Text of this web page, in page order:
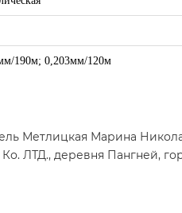
190м; 0,203мм/120м
Метлицкая Марина
ЛТД., деревня Пангней,